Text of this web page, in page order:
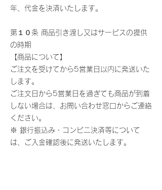
年、代金を決済いたします。
第１０条 商品引き渡し又はサービスの提供
の時期
【商品について】
ご注文を受けてから5営業日以内に発送いた
します。
ご注文日から5営業日を過ぎても商品が到着
しない場合は、お問い合わせ窓口からご連絡
ください。
※ 銀行振込み・コンビニ決済等について
は、ご入金確認後に発送いたします。